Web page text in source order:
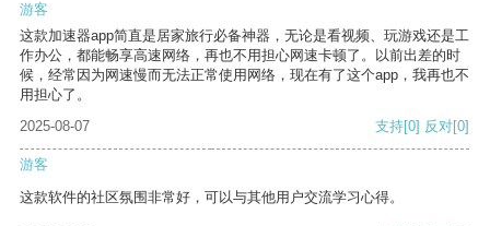
游客
这款加速器app简直是居家旅行必备神器，无论是看视频、玩游戏还是工
作办公，都能畅享高速网络，再也不用担心网速卡顿了。以前出差的时
候，经常因为网速慢而无法正常使用网络，现在有了这个app，我再也不
用担心了。
2025-08-07
支持[0] 反对[0]
游客
这款软件的社区氛围非常好，可以与其他用户交流学习心得。